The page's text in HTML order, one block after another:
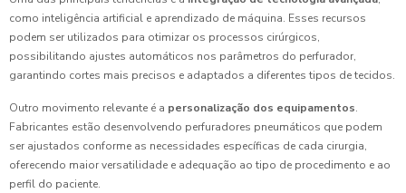
como inteligência artificial e aprendizado de máquina. Esses recursos
podem ser utilizados para otimizar os processos cirúrgicos,
possibilitando ajustes automáticos nos parâmetros do perfurador,
garantindo cortes mais precisos e adaptados a diferentes tipos de tecidos.
Outro movimento relevante é a personalização dos equipamentos.
Fabricantes estão desenvolvendo perfuradores pneumáticos que podem
ser ajustados conforme as necessidades específicas de cada cirurgia,
oferecendo maior versatilidade e adequação ao tipo de procedimento e ao
perfil do paciente.